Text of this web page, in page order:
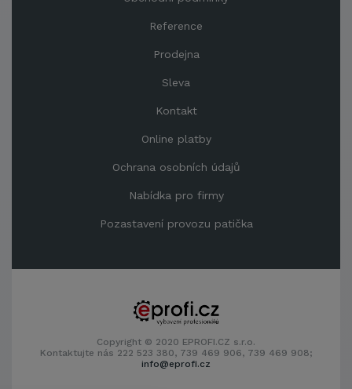
Reference
Prodejna
Sleva
Kontakt
Online platby
Ochrana osobních údajů
Nabídka pro firmy
Pozastavení provozu patička
Copyright © 2020 EPROFI.CZ s.r.o.
Kontaktujte nás 222 523 380, 739 469 906, 739 469 908;
info@eprofi.cz